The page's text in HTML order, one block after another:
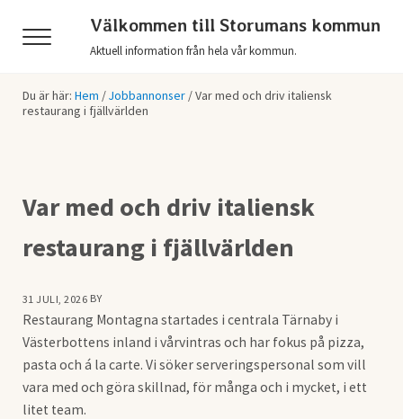
Menu
Välkommen till Storumans kommun
Aktuell information från hela vår kommun.
Du är här: Hem /Jobbannonser /Var med och driv italiensk
restaurang i fjällvärlden
Var med och driv italiensk
restaurang i fjällvärlden
31 JULI, 2026 BY
Restaurang Montagna startades i centrala Tärnaby i
Västerbottens inland i vårvintras och har fokus på pizza,
pasta och á la carte. Vi söker serveringspersonal som vill
vara med och göra skillnad, för många och i mycket, i ett
litet team.